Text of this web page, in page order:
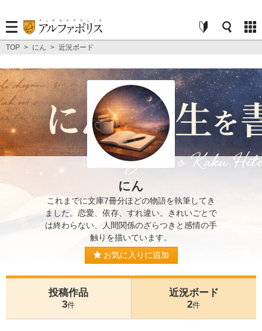
TOP > にん > 近況ボード
にん
これまでに文庫7冊分ほどの物語を執筆してき
ました。恋愛、依存、すれ違い。きれいごとで
は終わらない、人間関係のざらつきと感情の手
触りを描いています。
お気に入りに追加
投稿作品
3件
近況ボード
2件